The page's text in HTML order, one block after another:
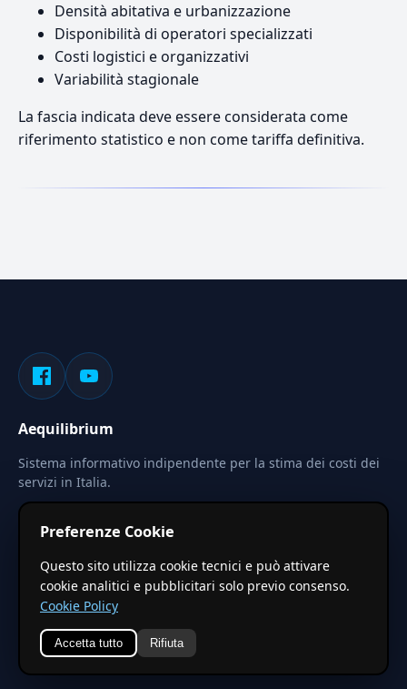
Densità abitativa e urbanizzazione
Disponibilità di operatori specializzati
Costi logistici e organizzativi
Variabilità stagionale
La fascia indicata deve essere considerata come
riferimento statistico e non come tariffa definitiva.
Aequilibrium
Sistema informativo indipendente per la stima dei costi dei
servizi in Italia.
Le stime pubblicate sono calcolate tramite coefficienti
territoriali regionali applicati a valori base nazionali. Non
costituiscono preventivo ufficiale.
© 2026 Aequilibrium — Un progetto di vxd.mobi
Preferenze Cookie
Questo sito utilizza cookie tecnici e può attivare
cookie analitici e pubblicitari solo previo consenso.
Cookie Policy
Accetta tutto Rifiuta